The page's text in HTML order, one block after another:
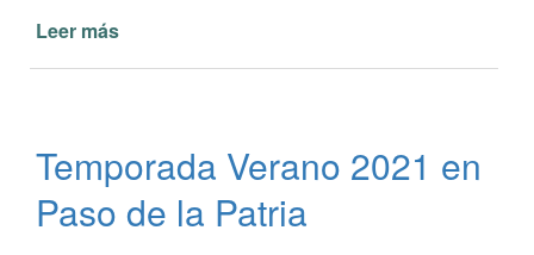
Leer más
servicios
de
alojamiento
Temporada Verano 2021 en
Paso de la Patria